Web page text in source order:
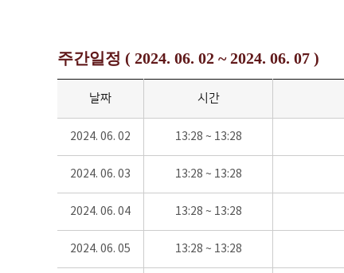
주간일정 ( 2024. 06. 02 ~ 2024. 06. 07 )
날짜 시간
2024. 06. 02 13:28 ~ 13:28
2024. 06. 03 13:28 ~ 13:28
2024. 06. 04 13:28 ~ 13:28
2024. 06. 05 13:28 ~ 13:28